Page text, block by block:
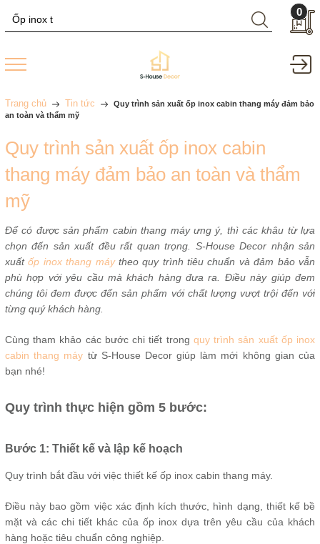
0
Trang chủ Tin tức
Quy trình sản xuất ốp inox cabin thang máy đảm bảo
an toàn và thẩm mỹ
Quy trình sản xuất ốp inox cabin
thang máy đảm bảo an toàn và thẩm
mỹ
Để có được sản phẩm cabin thang máy ưng ý, thì các khâu từ lựa
chọn đến sản xuất đều rất quan trọng. S-House Decor nhận sản
xuấtốp inox thang máytheo quy trình tiêu chuẩn và đảm bảo vẫn
phù hợp với yêu cầu mà khách hàng đưa ra. Điều này giúp đem
chúng tôi đem được đến sản phẩm với chất lượng vượt trội đến với
từng quý khách hàng.
Cùng tham khảo các bước chi tiết trong quy trình sản xuất ốp inox
cabin thang máy từ S-House Decor giúp làm mới không gian của
bạn nhé!
Quy trình thực hiện gồm 5 bước:
Bước 1: Thiết kế và lập kế hoạch
Quy trình bắt đầu với việc thiết kế ốp inox cabin thang máy.
Điều này bao gồm việc xác định kích thước, hình dạng, thiết kế bề
mặt và các chi tiết khác của ốp inox dựa trên yêu cầu của khách
hàng hoặc tiêu chuẩn công nghiệp.